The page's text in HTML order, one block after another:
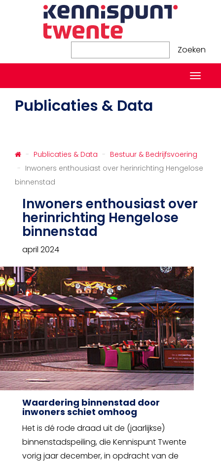
Zoeken Zoeken
Publicaties & Data
Publicaties & Data
Bestuur & Bedrijfsvoering
Inwoners enthousiast over herinrichting Hengelose
binnenstad
Inwoners enthousiast over
herinrichting Hengelose
binnenstad
april 2024
Waardering binnenstad door
inwoners schiet omhoog
Het is dé rode draad uit de (jaarlijkse)
binnenstadspeiling, die Kennispunt Twente
vorig jaar december, in opdracht van de